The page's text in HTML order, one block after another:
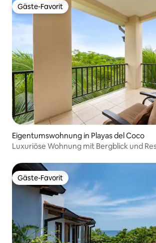
Gäste-Favorit
Gäste-Favorit
Eigentumswohnung in Playas del Coco
Luxuriöse Wohnung mit Bergblick und
Gäste-Favorit
Gäste-Favorit